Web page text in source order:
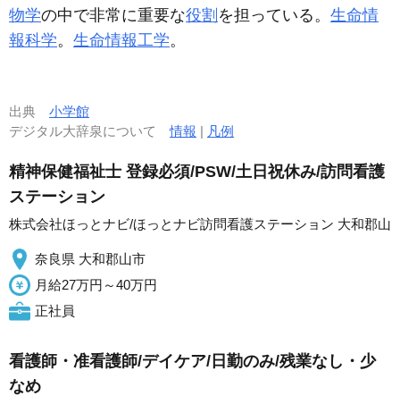
物学の中で非常に重要な役割 を担っている。 生命情
報科学。 生命情報工学。
出典 小学館
デジタル大辞泉について情報 | 凡例
精神保健福祉士 登録必須/PSW/土日祝休み/訪問看護
ステーション
株式会社ほっとナビ/ほっとナビ訪問看護ステーション 大和郡山
奈良県 大和郡山市
月給27万円～40万円
正社員
看護師・准看護師/デイケア/日勤のみ/残業なし・少
なめ